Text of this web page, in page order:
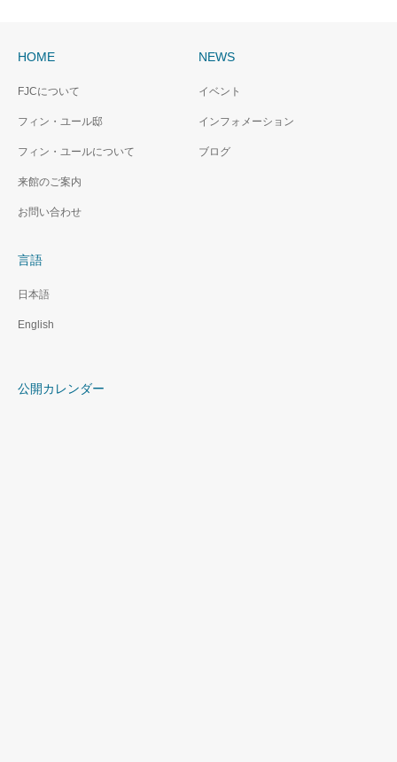
HOME
FJCについて
フィン・ユール邸
フィン・ユールについて
来館のご案内
お問い合わせ
NEWS
イベント
インフォメーション
ブログ
言語
日本語
English
公開カレンダー